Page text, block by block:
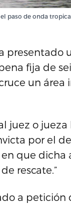
paso de onda
presentado
fija de
un área
juez o
por el
que dicha
rescate.”
a petición